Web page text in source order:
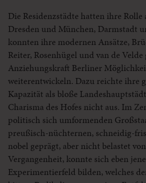
Die Residenzstädte hatten ihre Rolle
Dresden und München, Darmstadt
konnten ihre modernen Ansätze,
Reiter, Rosenhügel und van de Velde
Anziehungskraft Berliner
weiterentwickeln. Dazu reichte ihre
Kapazität als bloße
Charisma des Hofes nicht aus. Im
politisch sich umformenden
preußisch-nüchternen, schneidig-
nobel geprägt, aber nicht belastet
Vergangenheit, konnte sich eben
Experimentierfeld bilden, welches